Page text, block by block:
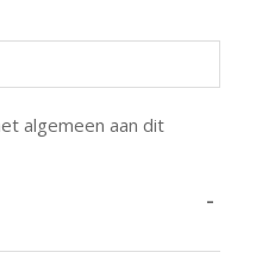
algemeen aan dit
-